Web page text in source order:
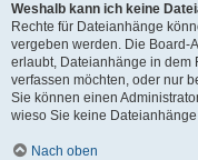
Weshalb kann ich keine
Rechte für Dateianhänge
vergeben werden. Die Board-
erlaubt, Dateianhänge in dem
verfassen möchten, oder nur
Sie können einen
wieso Sie keine
Nach oben